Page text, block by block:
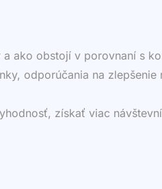
ako obstojí v porovnaní s
odporúčania na
získať viac